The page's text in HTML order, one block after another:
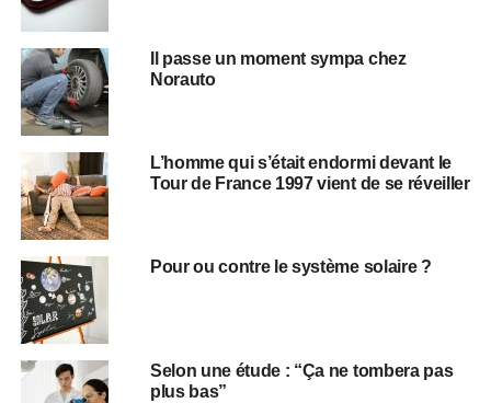
Il passe un moment sympa chez
Norauto
L’homme qui s’était endormi devant le
Tour de France 1997 vient de se réveiller
Pour ou contre le système solaire ?
Selon une étude : “Ça ne tombera pas
plus bas”